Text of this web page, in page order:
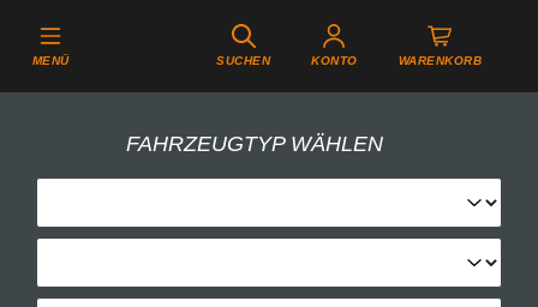
MENÜ SUCHEN KONTO WARENKORB
FAHRZEUGTYP WÄHLEN